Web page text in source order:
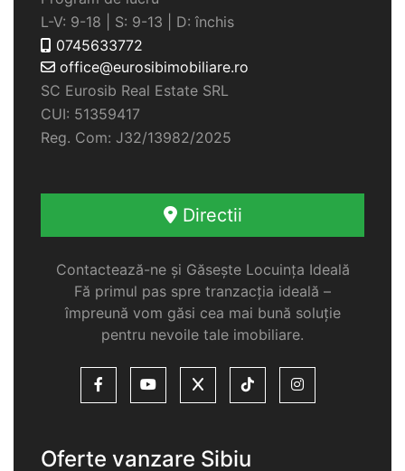
L-V: 9-18 | S: 9-13 | D: închis
0745633772
office@eurosibimobiliare.ro
SC Eurosib Real Estate SRL
CUI: 51359417
Reg. Com: J32/13982/2025
Directii
Contactează-ne și Găsește Locuința Ideală
Fă primul pas spre tranzacția ideală –
împreună vom găsi cea mai bună soluție
pentru nevoile tale imobiliare.
Oferte vanzare Sibiu